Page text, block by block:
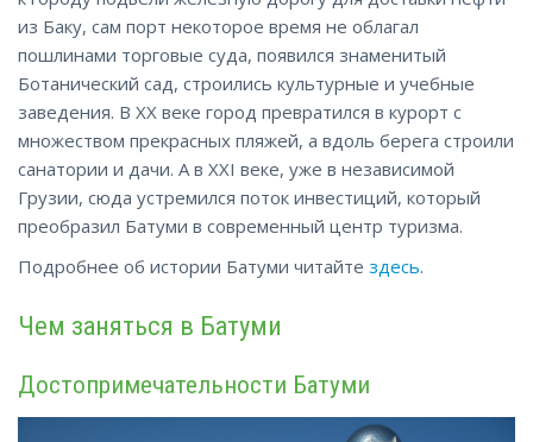
из Баку, сам порт некоторое время не облагал
пошлинами торговые суда, появился знаменитый
Ботанический сад, строились культурные и учебные
заведения. В XX веке город превратился в курорт с
множеством прекрасных пляжей, а вдоль берега строили
санатории и дачи. А в XXI веке, уже в независимой
Грузии, сюда устремился поток инвестиций, который
преобразил Батуми в современный центр туризма.
Подробнее об истории Батуми читайте здесь.
Чем заняться в Батуми
Достопримечательности Батуми